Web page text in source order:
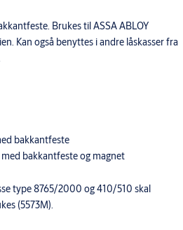
Brukes til ASSA ABLOY
Kan også benyttes i andre låskasser fra
bakkantfeste
bakkantfeste og magnet
type 8765/2000 og 410/510 skal
(5573M).